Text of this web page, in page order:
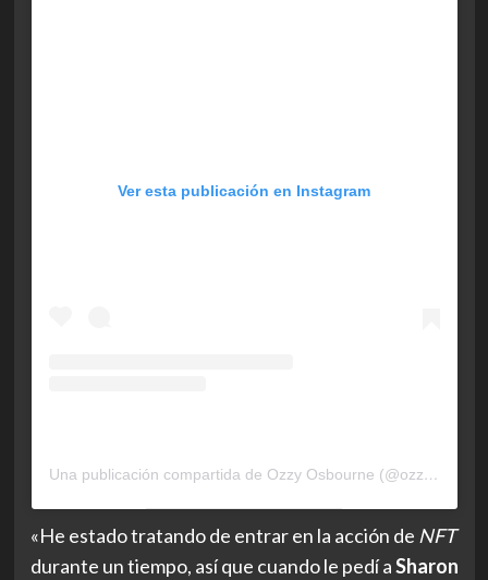
Ver esta publicación en Instagram
Una publicación compartida de Ozzy Osbourne (@ozzyosbourne)
«He estado tratando de entrar en la acción de NFT
durante un tiempo, así que cuando le pedí aSharon